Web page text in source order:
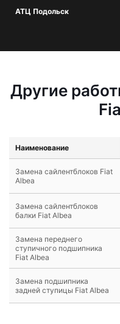
АТЦ Подольск
Другие
Наименование
Замена сайлентблоков Fiat
Albea
Замена сайлентблоков
балки Fiat Albea
Замена переднего
ступичного подшипника
Fiat Albea
Замена подшипника
задней ступицы Fiat Albea